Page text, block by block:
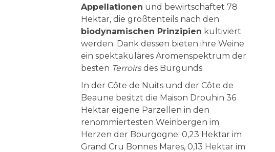
Appellationen und bewirtschaftet 78
Hektar, die größtenteils nach den
biodynamischen Prinzipien kultiviert
werden. Dank dessen bieten ihre Weine
ein spektakuläres Aromenspektrum der
besten Terroirsdes Burgunds.
In der Côte de Nuits und der Côte de
Beaune besitzt die Maison Drouhin 36
Hektar eigene Parzellen in den
renommiertesten Weinbergen im
Herzen der Bourgogne: 0,23 Hektar im
Grand Cru Bonnes Mares, 0,13 Hektar im